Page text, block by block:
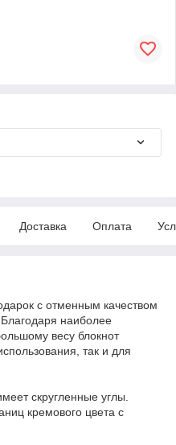
Доставка Оплата
с отменным качеством
наиболее
весу блокнот
так и для
скругленные углы.
кремового цвета с